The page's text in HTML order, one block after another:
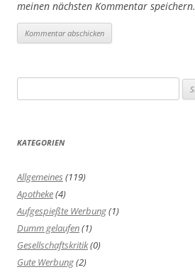
meinen nächsten Kommentar speichern.
nach:
KATEGORIEN
Allgemeines (119)
Apotheke(4)
Aufgespießte Werbung(1)
Dumm gelaufen(1)
Gesellschaftskritik(0)
Gute Werbung(2)